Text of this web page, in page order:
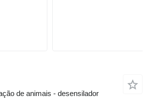
de animais - desensilador